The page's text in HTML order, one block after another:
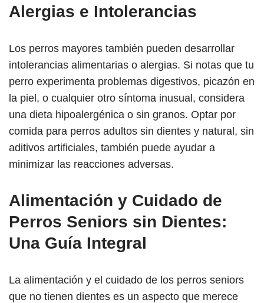
Alergias e Intolerancias
Los perros mayores también pueden desarrollar
intolerancias alimentarias o alergias. Si notas que tu
perro experimenta problemas digestivos, picazón en
la piel, o cualquier otro síntoma inusual, considera
una dieta hipoalergénica o sin granos. Optar por
comida para perros adultos sin dientes y natural, sin
aditivos artificiales, también puede ayudar a
minimizar las reacciones adversas.
Alimentación y Cuidado de
Perros Seniors sin Dientes:
Una Guía Integral
La alimentación y el cuidado de los perros seniors
que no tienen dientes es un aspecto que merece